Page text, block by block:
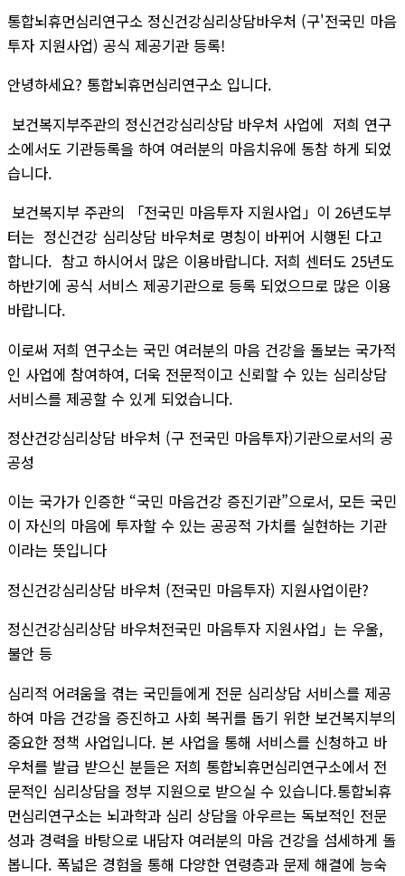
통합뇌휴먼심리연구소 정신건강심리상담바우처 (구'전국민 마음
투자 지원사업) 공식 제공기관 등록!
안녕하세요? 통합뇌휴먼심리연구소 입니다.
보건복지부주관의 정신건강심리상담 바우처 사업에 저희 연구
소에서도 기관등록을 하여 여러분의 마음치유에 동참 하게 되었
습니다.
보건복지부 주관의 「전국민 마음투자 지원사업」이 26년도부
터는 정신건강 심리상담 바우처로 명칭이 바뀌어 시행된 다고
합니다. 참고 하시어서 많은 이용바랍니다. 저희 센터도 25년도
하반기에 공식 서비스 제공기관으로 등록 되었으므로 많은 이용
바랍니다.
이로써 저희 연구소는 국민 여러분의 마음 건강을 돌보는 국가적
인 사업에 참여하여, 더욱 전문적이고 신뢰할 수 있는 심리상담
서비스를 제공할 수 있게 되었습니다.
정산건강심리상담 바우처 (구 전국민 마음투자)기관으로서의 공
공성
이는 국가가 인증한 “국민 마음건강 증진기관”으로서, 모든 국민
이 자신의 마음에 투자할 수 있는 공공적 가치를 실현하는 기관
이라는 뜻입니다
정신건강심리상담 바우처 (전국민 마음투자) 지원사업이란?
정신건강심리상담 바우처전국민 마음투자 지원사업」는 우울,
불안 등
심리적 어려움을 겪는 국민들에게 전문 심리상담 서비스를 제공
하여 마음 건강을 증진하고 사회 복귀를 돕기 위한 보건복지부의
중요한 정책 사업입니다. 본 사업을 통해 서비스를 신청하고 바
우처를 발급 받으신 분들은 저희 통합뇌휴먼심리연구소에서 전
문적인 심리상담을 정부 지원으로 받으실 수 있습니다.통합뇌휴
먼심리연구소는 뇌과학과 심리 상담을 아우르는 독보적인 전문
성과 경력을 바탕으로 내담자 여러분의 마음 건강을 섬세하게 돌
봅니다. 폭넓은 경험을 통해 다양한 연령층과 문제 해결에 능숙